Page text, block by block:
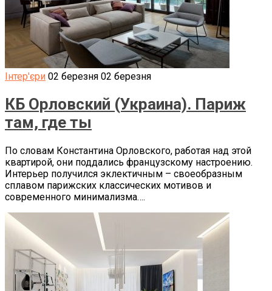
Інтер'єри 02 березня 02 березня
КБ Орловский (Украина). Париж
там, где ты
По словам Константина Орловского, работая над этой
квартирой, они поддались французскому настроению.
Интерьер получился эклектичным – своеобразным
сплавом парижских классических мотивов и
современного минимализма….